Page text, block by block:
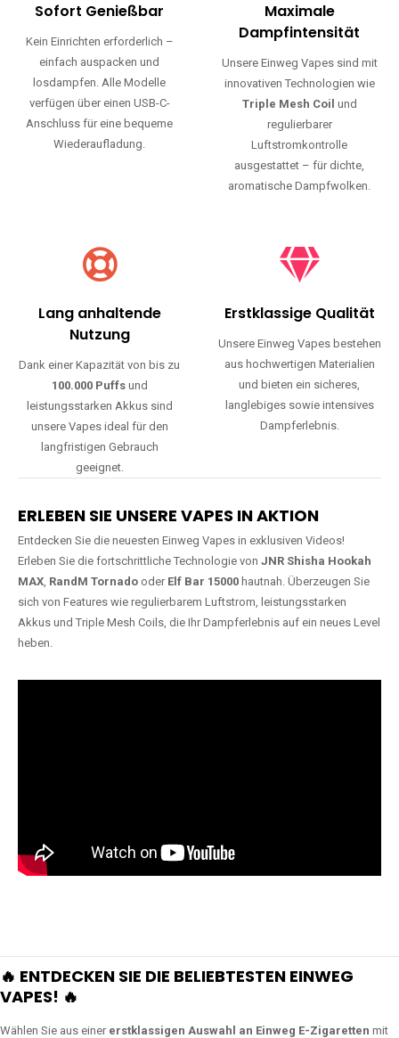
Sofort Genießbar
Kein Einrichten erforderlich –
einfach auspacken und
losdampfen. Alle Modelle
verfügen über einen USB-C-
Anschluss für eine bequeme
Wiederaufladung.
Maximale
Dampfintensität
Unsere Einweg Vapes sind mit
innovativen Technologien wie
Triple Mesh Coil und
regulierbarer
Luftstromkontrolle
ausgestattet – für dichte,
aromatische Dampfwolken.
Lang anhaltende
Nutzung
Dank einer Kapazität von bis zu
100.000 Puffsund
leistungsstarken Akkus sind
unsere Vapes ideal für den
langfristigen Gebrauch
geeignet.
Erstklassige Qualität
Unsere Einweg Vapes bestehen
aus hochwertigen Materialien
und bieten ein sicheres,
langlebiges sowie intensives
Dampferlebnis.
ERLEBEN SIE UNSERE VAPES IN AKTION
Entdecken Sie die neuesten Einweg Vapes in exklusiven Videos!
Erleben Sie die fortschrittliche Technologie von JNR Shisha Hookah
MAX, RandM Tornado oder Elf Bar 15000 hautnah. Überzeugen Sie
sich von Features wie regulierbarem Luftstrom, leistungsstarken
Akkus und Triple Mesh Coils, die Ihr Dampferlebnis auf ein neues Level
heben.
🔥 ENTDECKEN SIE DIE BELIEBTESTEN EINWEG
VAPES! 🔥
Wählen Sie aus einer erstklassigen Auswahl an Einweg E-Zigaretten mit